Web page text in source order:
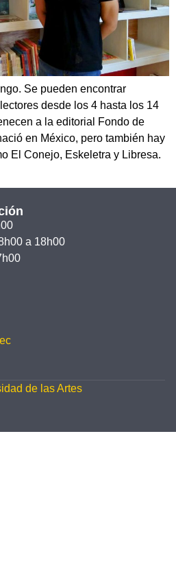
Se pueden encontrar
desde los 4 hasta los 14
a la editorial Fondo de
en México, pero también hay
El Conejo, Eskeletra y Libresa.
a 18h00
de las Artes